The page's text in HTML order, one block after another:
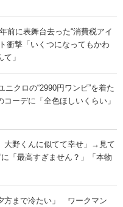
前に表舞台去った“消費税アイ
衝撃「いくつになってもかわ
」
ニクロの“2990円ワンピ”を着た
ーデに「全色ほしいくらい」
大野くんに似てて幸せ」→見て
「最高すぎません？」「本物
方まで冷たい」 ワークマン